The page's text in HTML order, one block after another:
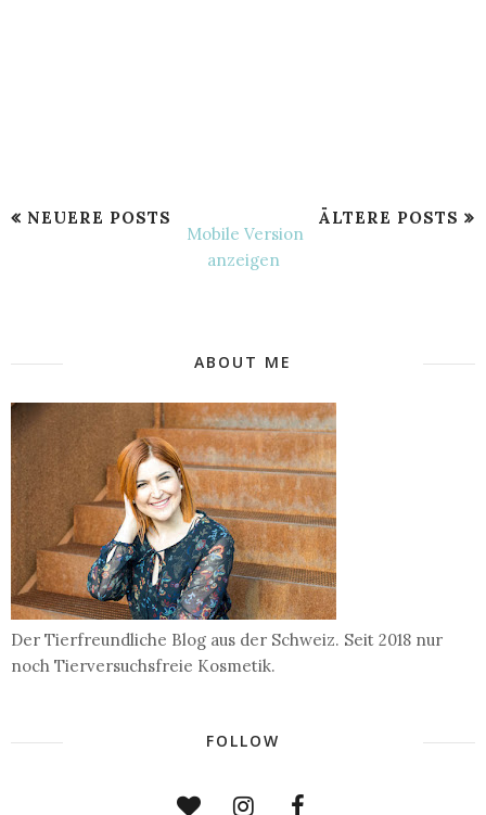
NEUERE POSTS ÄLTERE POSTS
Mobile Version
anzeigen
ABOUT ME
Der Tierfreundliche Blog aus der Schweiz. Seit 2018 nur
noch Tierversuchsfreie Kosmetik.
FOLLOW